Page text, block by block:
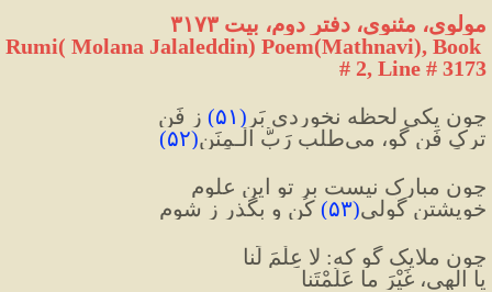
مولوی، مثنوی، دفتر دوم، بیت ۳۱۷۳
Rumi( Molana Jalaleddin) Poem(Mathnavi), Book
# 2, Line # 3173
چون یکی لحظه نخوردی بَر (۵۱) ز فَن
ترکِ فَن گو، می‌طلب رَبُّ الْـمِنَن
(۵۲)
چون مبارک نیست بر تو این علوم
خویشتن گُولی(۵۳) کُن و بگذر ز شوم
چون ملایک گو که: لا عِلْمَ لَنا
یا الهی، غَیْرَ ما عَلَّمْتَنا